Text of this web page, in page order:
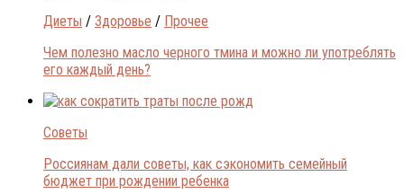
Диеты / Здоровье / Прочее
Чем полезно масло черного тмина и можно ли употреблять
его каждый день?
Советы
Россиянам дали советы, как сэкономить семейный
бюджет при рождении ребенка